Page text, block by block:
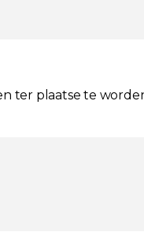
ter plaatse te